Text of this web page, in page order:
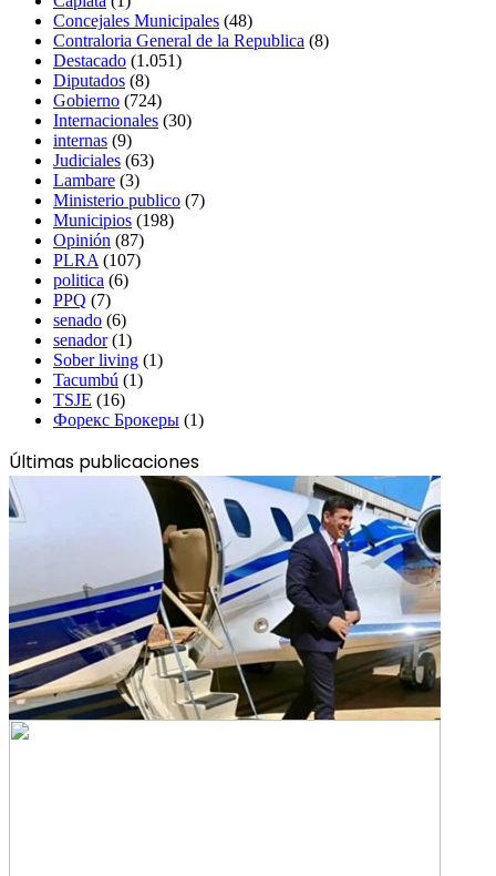
Concejales Municipales (48)
Contraloria General de la Republica (8)
Destacado (1.051)
Diputados (8)
Gobierno (724)
Internacionales (30)
internas (9)
Judiciales (63)
Lambare (3)
Ministerio publico (7)
Municipios (198)
Opinión (87)
PLRA (107)
politica (6)
PPQ (7)
senado (6)
senador(1)
Sober living (1)
Tacumbú (1)
TSJE (16)
Форекс Брокеры (1)
Últimas publicaciones